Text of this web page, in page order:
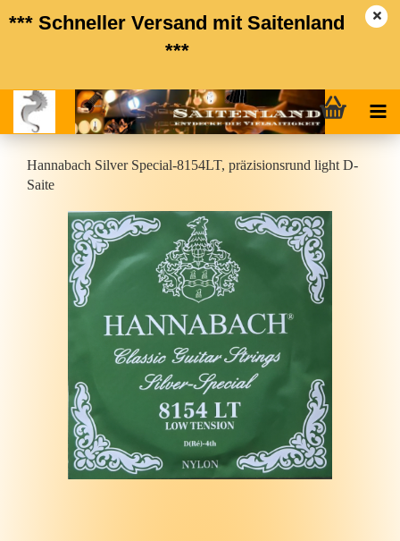
*** Schneller Versand mit Saitenland
***
Han­n­a­bach Sil­ver Special-​8154LT, prä­zi­si­ons­rund light D-​
Saite